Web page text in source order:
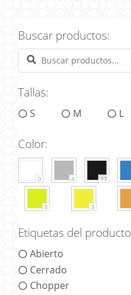
Buscar productos:
Tallas:
S M L
Color:
0 4 17
3 3
Etiquetas del producto
Abierto
Cerrado
Chopper